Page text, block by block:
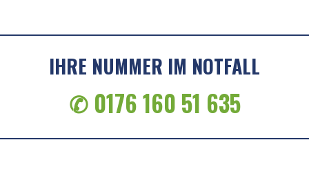
IHRE NUMMER IM NOTFALL
✆ 0176 160 51 635